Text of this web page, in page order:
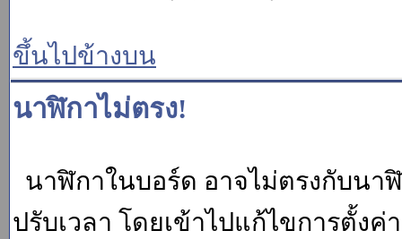
ขึ้นไปข้างบน
นาฬิกาไม่ตรง!
นาฬิกาในบอร์ด อาจไม่ตรงกับน
ปรับเวลา โดยเข้าไปแก้ไขการตั้ง